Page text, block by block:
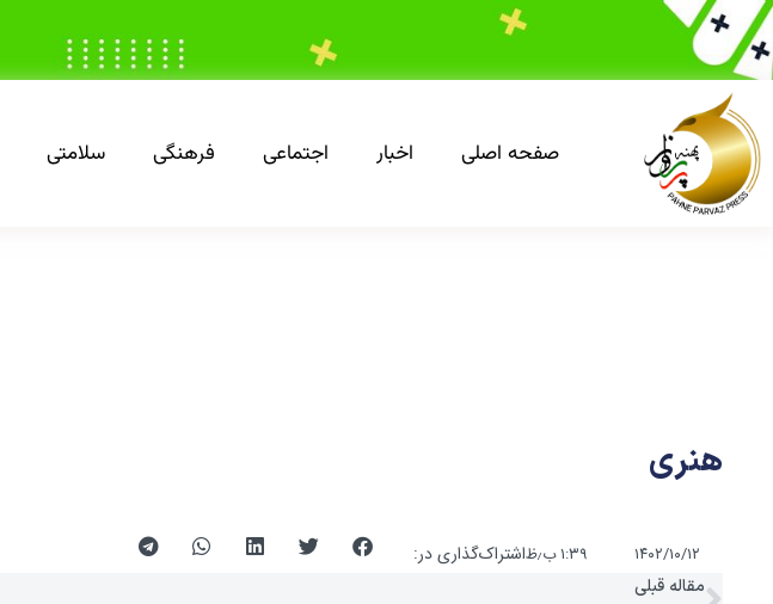
صفحه اصلی اخبار اجتماعی فرهنگی سلامتی
هنری
۱۴۰۲/۱۰/۱۲ ۱:۳۹ ب٫ظ اشتراک‌گذاری در:
مقاله قبلی